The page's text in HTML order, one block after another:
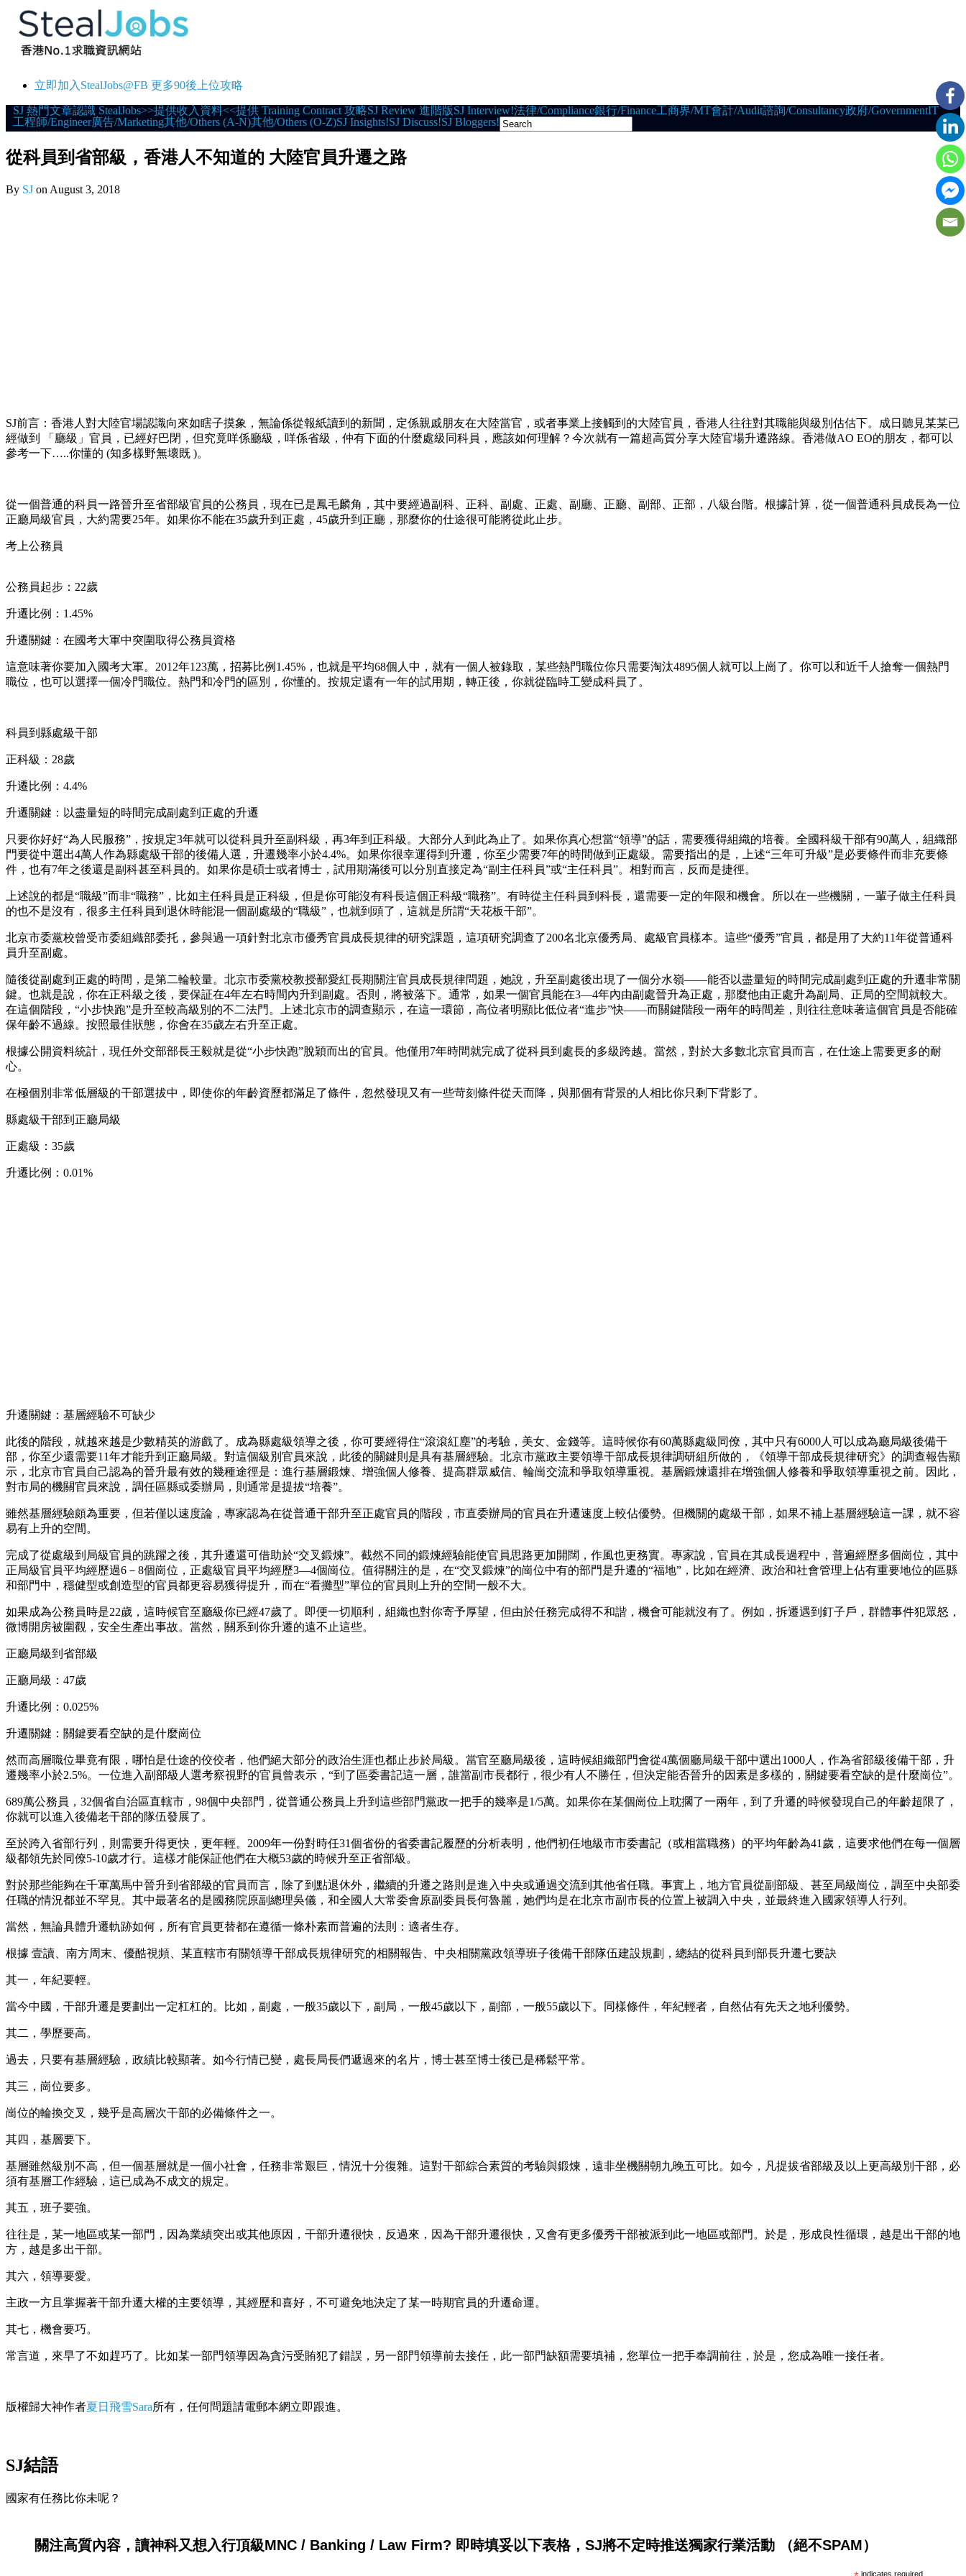
立即加入StealJobs@FB 更多90後上位攻略
Skip
to
SJ 熱門文章認識 StealJobs>>提供收入資料<<提供 Training Contract 攻略SJ Review 進階版SJ Interview!法律/Compliance銀行/Finance工商界/MT會計/Audit諮詢/Consultancy政府/GovernmentIT
工程師/Engineer廣告/Marketing其他/Others (A-N)其他/Others (O-Z)SJ Insights!SJ Discuss!SJ Bloggers!
從科員到省部級，香港人不知道的 大陸官員升遷之路
By SJ on August 3, 2018
SJ前言：香港人對大陸官場認識向來如瞎子摸象，無論係從報紙讀到的新聞，定係親戚朋友在大陸當官，或者事業上接觸到的大陸官員，香港人往往對其職能與級別估估下。成日聽見某某已
經做到 「廳級」官員，已經好巴閉，但究竟咩係廳級，咩係省級，仲有下面的什麼處級同科員，應該如何理解？今次就有一篇超高質分享大陸官場升遷路線。香港做AO EO的朋友，都可以
參考一下…..你懂的 (知多樣野無壞既 )。
從一個普通的科員一路晉升至省部級官員的公務員，現在已是鳳毛麟角，其中要經過副科、正科、副處、正處、副廳、正廳、副部、正部，八級台階。根據計算，從一個普通科員成長為一位
正廳局級官員，大約需要25年。如果你不能在35歲升到正處，45歲升到正廳，那麼你的仕途很可能將從此止步。
考上公務員
公務員起步：22歲
升遷比例：1.45%
升遷關鍵：在國考大軍中突圍取得公務員資格
這意味著你要加入國考大軍。2012年123萬，招募比例1.45%，也就是平均68個人中，就有一個人被錄取，某些熱門職位你只需要淘汰4895個人就可以上崗了。你可以和近千人搶奪一個熱門
職位，也可以選擇一個冷門職位。熱門和冷門的區別，你懂的。按規定還有一年的試用期，轉正後，你就從臨時工變成科員了。
科員到縣處級干部
正科級：28歲
升遷比例：4.4%
升遷關鍵：以盡量短的時間完成副處到正處的升遷
只要你好好“為人民服務”，按規定3年就可以從科員升至副科級，再3年到正科級。大部分人到此為止了。如果你真心想當“領導”的話，需要獲得組織的培養。全國科級干部有90萬人，組織部
門要從中選出4萬人作為縣處級干部的後備人選，升遷幾率小於4.4%。如果你很幸運得到升遷，你至少需要7年的時間做到正處級。需要指出的是，上述“三年可升級”是必要條件而非充要條
件，也有7年之後還是副科甚至科員的。如果你是碩士或者博士，試用期滿後可以分別直接定為“副主任科員”或“主任科員”。相對而言，反而是捷徑。
上述說的都是“職級”而非“職務”，比如主任科員是正科級，但是你可能沒有科長這個正科級“職務”。有時從主任科員到科長，還需要一定的年限和機會。所以在一些機關，一輩子做主任科員
的也不是沒有，很多主任科員到退休時能混一個副處級的“職級”，也就到頭了，這就是所謂“天花板干部”。
北京市委黨校曾受市委組織部委托，參與過一項針對北京市優秀官員成長規律的研究課題，這項研究調查了200名北京優秀局、處級官員樣本。這些“優秀”官員，都是用了大約11年從普通科
員升至副處。
隨後從副處到正處的時間，是第二輪較量。北京市委黨校教授鄯愛紅長期關注官員成長規律問題，她說，升至副處後出現了一個分水嶺——能否以盡量短的時間完成副處到正處的升遷非常關
鍵。也就是說，你在正科級之後，要保証在4年左右時間內升到副處。否則，將被落下。通常，如果一個官員能在3—4年內由副處晉升為正處，那麼他由正處升為副局、正局的空間就較大。
在這個階段，“小步快跑”是升至較高級別的不二法門。上述北京市的調查顯示，在這一環節，高位者明顯比低位者“進步”快——而關鍵階段一兩年的時間差，則往往意味著這個官員是否能確
保年齡不過線。按照最佳狀態，你會在35歲左右升至正處。
根據公開資料統計，現任外交部部長王毅就是從“小步快跑”脫穎而出的官員。他僅用7年時間就完成了從科員到處長的多級跨越。當然，對於大多數北京官員而言，在仕途上需要更多的耐
心。
在極個別非常低層級的干部選拔中，即使你的年齡資歷都滿足了條件，忽然發現又有一些苛刻條件從天而降，與那個有背景的人相比你只剩下背影了。
縣處級干部到正廳局級
正處級：35歲
升遷比例：0.01%
升遷關鍵：基層經驗不可缺少
此後的階段，就越來越是少數精英的游戲了。成為縣處級領導之後，你可要經得住“滾滾紅塵”的考驗，美女、金錢等。這時候你有60萬縣處級同僚，其中只有6000人可以成為廳局級後備干
部，你至少還需要11年才能升到正廳局級。對這個級別官員來說，此後的關鍵則是具有基層經驗。北京市黨政主要領導干部成長規律調研組所做的，《領導干部成長規律研究》的調查報告顯
示，北京市官員自己認為的晉升最有效的幾種途徑是：進行基層鍛煉、增強個人修養、提高群眾威信、輪崗交流和爭取領導重視。基層鍛煉還排在增強個人修養和爭取領導重視之前。因此，
對市局的機關官員來說，調任區縣或委辦局，則通常是提拔“培養”。
雖然基層經驗頗為重要，但若僅以速度論，專家認為在從普通干部升至正處官員的階段，市直委辦局的官員在升遷速度上較佔優勢。但機關的處級干部，如果不補上基層經驗這一課，就不容
易有上升的空間。
完成了從處級到局級官員的跳躍之後，其升遷還可借助於“交叉鍛煉”。截然不同的鍛煉經驗能使官員思路更加開闊，作風也更務實。專家說，官員在其成長過程中，普遍經歷多個崗位，其中
正局級官員平均經歷過6－8個崗位，正處級官員平均經歷3—4個崗位。值得關注的是，在“交叉鍛煉”的崗位中有的部門是升遷的“福地”，比如在經濟、政治和社會管理上佔有重要地位的區縣
和部門中，穩健型或創造型的官員都更容易獲得提升，而在“看攤型”單位的官員則上升的空間一般不大。
如果成為公務員時是22歲，這時候官至廳級你已經47歲了。即便一切順利，組織也對你寄予厚望，但由於任務完成得不和諧，機會可能就沒有了。例如，拆遷遇到釘子戶，群體事件犯眾怒，
微博開房被圍觀，安全生產出事故。當然，關系到你升遷的遠不止這些。
正廳局級到省部級
正廳局級：47歲
升遷比例：0.025%
升遷關鍵：關鍵要看空缺的是什麼崗位
然而高層職位畢竟有限，哪怕是仕途的佼佼者，他們絕大部分的政治生涯也都止步於局級。當官至廳局級後，這時候組織部門會從4萬個廳局級干部中選出1000人，作為省部級後備干部，升
遷幾率小於2.5%。一位進入副部級人選考察視野的官員曾表示，“到了區委書記這一層，誰當副市長都行，很少有人不勝任，但決定能否晉升的因素是多樣的，關鍵要看空缺的是什麼崗位”。
689萬公務員，32個省自治區直轄市，98個中央部門，從普通公務員上升到這些部門黨政一把手的幾率是1/5萬。如果你在某個崗位上耽擱了一兩年，到了升遷的時候發現自己的年齡超限了，
你就可以進入後備老干部的隊伍發展了。
至於跨入省部行列，則需要升得更快，更年輕。2009年一份對時任31個省份的省委書記履歷的分析表明，他們初任地級市市委書記（或相當職務）的平均年齡為41歲，這要求他們在每一個層
級都領先於同僚5-10歲才行。這樣才能保証他們在大概53歲的時候升至正省部級。
對於那些能夠在千軍萬馬中晉升到省部級的官員而言，除了到點退休外，繼續的升遷之路則是進入中央或通過交流到其他省任職。事實上，地方官員從副部級、甚至局級崗位，調至中央部委
任職的情況都並不罕見。其中最著名的是國務院原副總理吳儀，和全國人大常委會原副委員長何魯麗，她們均是在北京市副市長的位置上被調入中央，並最終進入國家領導人行列。
當然，無論具體升遷軌跡如何，所有官員更替都在遵循一條朴素而普遍的法則：適者生存。
根據 壹讀、南方周末、優酷視頻、某直轄市有關領導干部成長規律研究的相關報告、中央相關黨政領導班子後備干部隊伍建設規劃，總結的從科員到部長升遷七要訣
其一，年紀要輕。
當今中國，干部升遷是要劃出一定杠杠的。比如，副處，一般35歲以下，副局，一般45歲以下，副部，一般55歲以下。同樣條件，年紀輕者，自然佔有先天之地利優勢。
其二，學歷要高。
過去，只要有基層經驗，政績比較顯著。如今行情已變，處長局長們遞過來的名片，博士甚至博士後已是稀鬆平常。
其三，崗位要多。
崗位的輪換交叉，幾乎是高層次干部的必備條件之一。
其四，基層要下。
基層雖然級別不高，但一個基層就是一個小社會，任務非常艱巨，情況十分復雜。這對干部綜合素質的考驗與鍛煉，遠非坐機關朝九晚五可比。如今，凡提拔省部級及以上更高級別干部，必
須有基層工作經驗，這已成為不成文的規定。
其五，班子要強。
往往是，某一地區或某一部門，因為業績突出或其他原因，干部升遷很快，反過來，因為干部升遷很快，又會有更多優秀干部被派到此一地區或部門。於是，形成良性循環，越是出干部的地
方，越是多出干部。
其六，領導要愛。
主政一方且掌握著干部升遷大權的主要領導，其經歷和喜好，不可避免地決定了某一時期官員的升遷命運。
其七，機會要巧。
常言道，來早了不如趕巧了。比如某一部門領導因為貪污受賄犯了錯誤，另一部門領導前去接任，此一部門缺額需要填補，您單位一把手奉調前往，於是，您成為唯一接任者。
版權歸大神作者夏日飛雪Sara所有，任何問題請電郵本網立即跟進。
SJ結語
國家有任務比你未呢？
關注高質內容，讀神科又想入行頂級MNC / Banking / Law Firm? 即時填妥以下表格，SJ將不定時推送獨家行業活動 （絕不SPAM）
indicates required